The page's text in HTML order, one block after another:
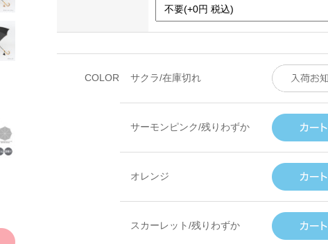
COLOR サクラ/在庫切れ
サーモンピンク/残りわずか
オレンジ
スカーレット/残りわずか